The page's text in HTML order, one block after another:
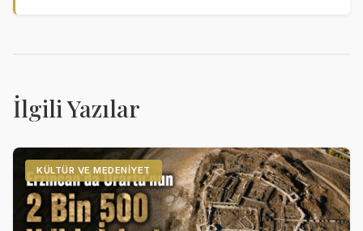
İlgili Yazılar
KÜLTÜR VE MEDENIYET